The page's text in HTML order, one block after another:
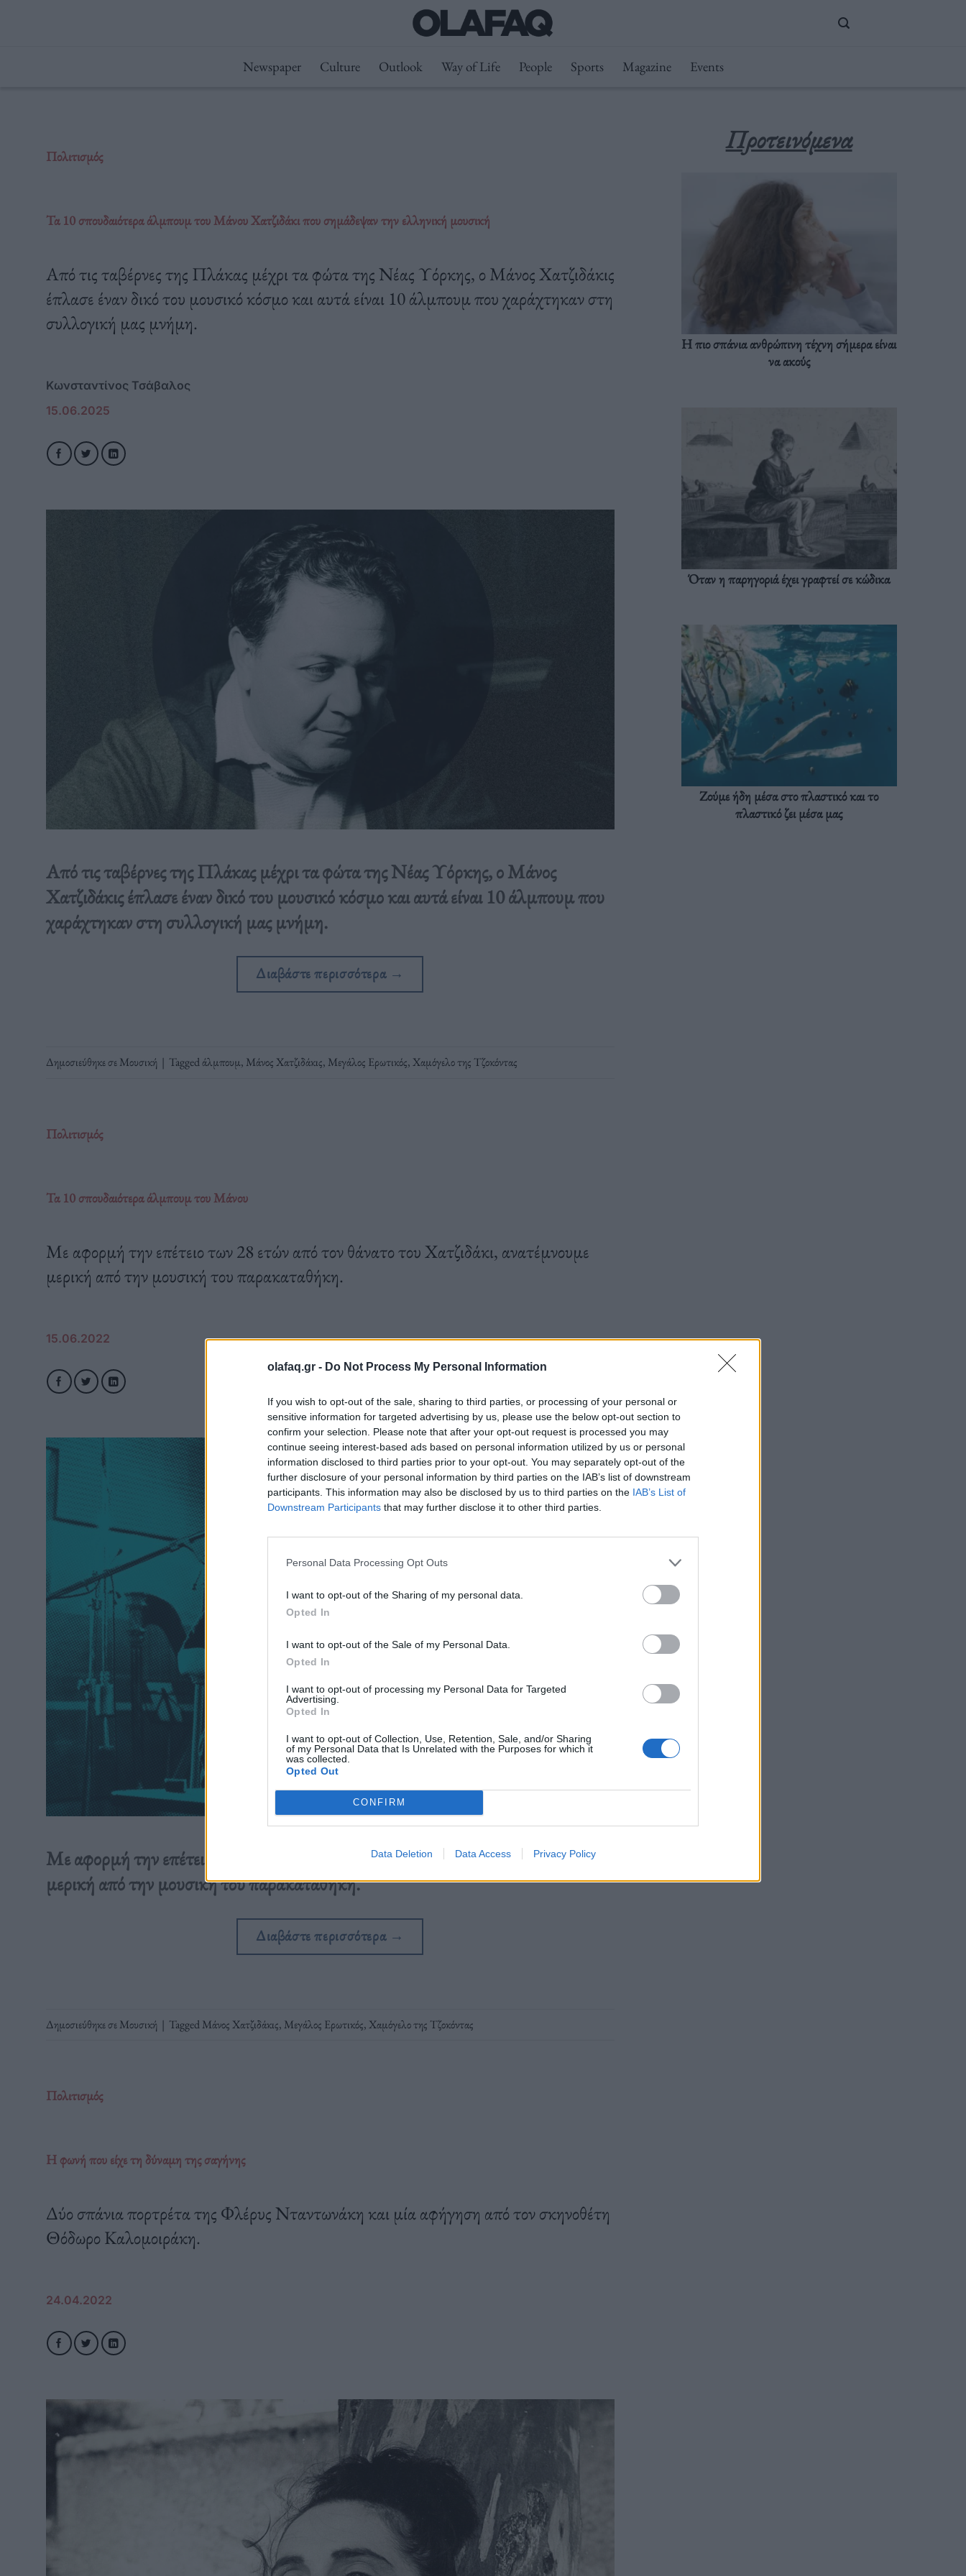
olafaq.gr - Do Not Process My Personal Information
If you wish to opt-out of the sale, sharing to third parties, or processing of your personal or
sensitive information for targeted advertising by us, please use the below opt-out section to
confirm your selection. Please note that after your opt-out request is processed you may
continue seeing interest-based ads based on personal information utilized by us or personal
information disclosed to third parties prior to your opt-out. You may separately opt-out of the
further disclosure of your personal information by third parties on the IAB’s list of downstream
participants. This information may also be disclosed by us to third parties on the IAB’s List of
Downstream Participants that may further disclose it to other third parties.
Personal Data Processing Opt Outs
I want to opt-out of the Sharing of my personal data.
Opted In
I want to opt-out of the Sale of my Personal Data.
Opted In
I want to opt-out of processing my Personal Data for Targeted
Advertising.
Opted In
I want to opt-out of Collection, Use, Retention, Sale, and/or Sharing
of my Personal Data that Is Unrelated with the Purposes for which it
was collected.
Opted Out
CONFIRM
Data Deletion Data Access Privacy Policy
Newspaper Culture Outlook Way of Life People Sports Magazine Events
Πολιτισμός
Τα 10 σπουδαιότερα άλμπουμ του Μάνου Χατζιδάκι που σημάδεψαν την ελληνική μουσική
Από τις ταβέρνες της Πλάκας μέχρι τα φώτα της Νέας Υόρκης, ο Μάνος Χατζιδάκις
έπλασε έναν δικό του μουσικό κόσμο και αυτά είναι 10 άλμπουμ που χαράχτηκαν στη
συλλογική μας μνήμη.
Κωνσταντίνος Τσάβαλος
15.06.2025
Από τις ταβέρνες της Πλάκας μέχρι τα φώτα της Νέας Υόρκης, ο Μάνος
Χατζιδάκις έπλασε έναν δικό του μουσικό κόσμο και αυτά είναι 10 άλμπουμ που
χαράχτηκαν στη συλλογική μας μνήμη.
Διαβάστε περισσότερα →
Δημοσιεύθηκε σεΜουσική | Taggedάλμπουμ, Μάνος Χατζιδάκις, Μεγάλος Ερωτικός,Χαμόγελο της Τζοκόντας
Πολιτισμός
Τα 10 σπουδαιότερα άλμπουμ του Μάνου
Με αφορμή την επέτειο των 28 ετών από τον θάνατο του Χατζιδάκι, ανατέμνουμε
μερική από την μουσική του παρακαταθήκη.
15.06.2022
Με αφορμή την επέτειο των 28 ετών από τον θάνατο του Χατζιδάκι, ανατέμνουμε
μερική από την μουσική του παρακαταθήκη.
Διαβάστε περισσότερα →
Δημοσιεύθηκε σεΜουσική | TaggedΜάνος Χατζιδάκις, Μεγάλος Ερωτικός,Χαμόγελο της Τζοκόντας
Πολιτισμός
Η φωνή που είχε τη δύναμη της σαγήνης
Δύο σπάνια πορτρέτα της Φλέρυς Νταντωνάκη και μία αφήγηση από τον σκηνοθέτη
Θόδωρο Καλομοιράκη.
24.04.2022
Προτεινόμενα
Η πιο σπάνια ανθρώπινη τέχνη σήμερα είναι
να ακούς
Όταν η παρηγοριά έχει γραφτεί σε κώδικα
Ζούμε ήδη μέσα στο πλαστικό και το
πλαστικό ζει μέσα μας